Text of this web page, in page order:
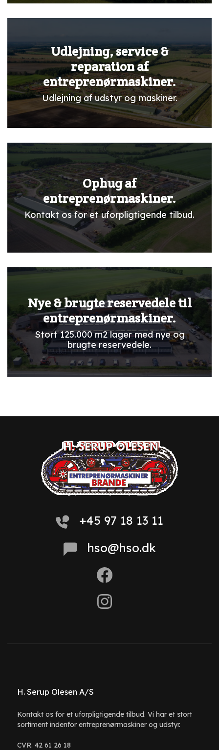
Udlejning, service &
reparation af
entreprenørmaskiner.
Udlejning af udstyr og maskiner.
Ophug af
entreprenørmaskiner.
Kontakt os for et uforpligtigende tilbud.
Nye & brugte reservedele til
entreprenørmaskiner.
Stort 125.000 m2 lager med nye og
brugte reservedele.
+45 97 18 13 11
hso@hso.dk
H. Serup Olesen A/S
Kontakt os for et uforpligtigende tilbud. Vi har et stort
sortiment indenfor entreprenørmaskiner og udstyr.
CVR. 42 61 26 18